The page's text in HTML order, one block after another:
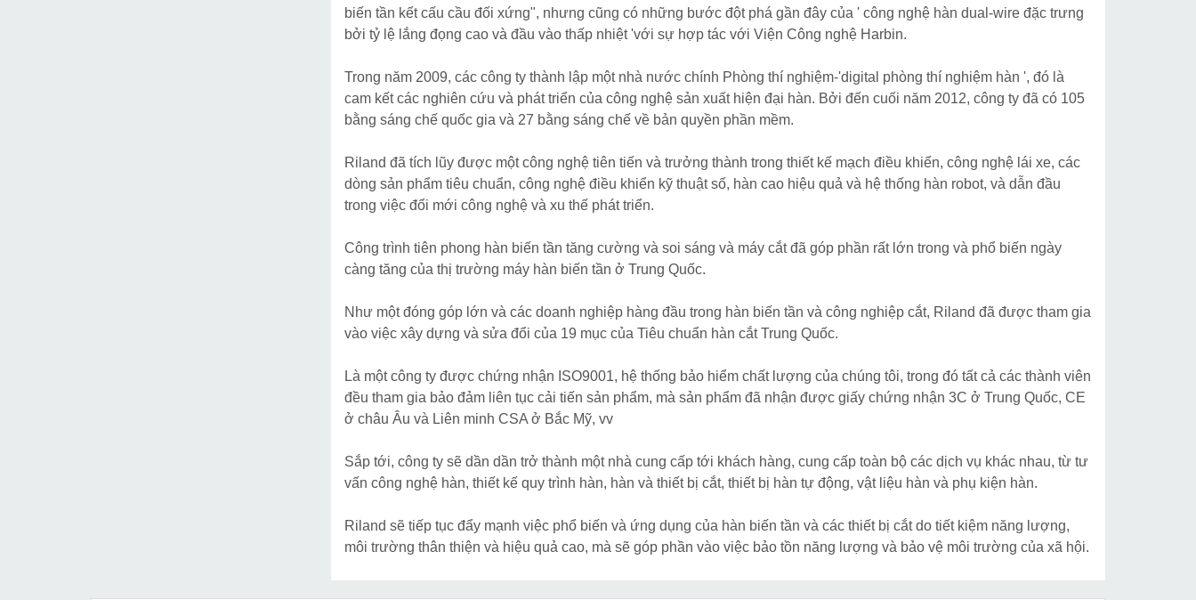
biến tần kết cấu cầu đối xứng", nhưng cũng có những bước đột phá gần đây của ' công nghệ hàn dual-wire đặc trưng
bởi tỷ lệ lắng đọng cao và đầu vào thấp nhiệt 'với sự hợp tác với Viện Công nghệ Harbin.
Trong năm 2009, các công ty thành lập một nhà nước chính Phòng thí nghiệm-'digital phòng thí nghiệm hàn ', đó là
cam kết các nghiên cứu và phát triển của công nghệ sản xuất hiện đại hàn. Bởi đến cuối năm 2012, công ty đã có 105
bằng sáng chế quốc gia và 27 bằng sáng chế về bản quyền phần mềm.
Riland đã tích lũy được một công nghệ tiên tiến và trưởng thành trong thiết kế mạch điều khiển, công nghệ lái xe, các
dòng sản phẩm tiêu chuẩn, công nghệ điều khiển kỹ thuật số, hàn cao hiệu quả và hệ thống hàn robot, và dẫn đầu
trong việc đổi mới công nghệ và xu thế phát triển.
Công trình tiên phong hàn biến tần tăng cường và soi sáng và máy cắt đã góp phần rất lớn trong và phổ biến ngày
càng tăng của thị trường máy hàn biến tần ở Trung Quốc.
Như một đóng góp lớn và các doanh nghiệp hàng đầu trong hàn biến tần và công nghiệp cắt, Riland đã được tham gia
vào việc xây dựng và sửa đổi của 19 mục của Tiêu chuẩn hàn cắt Trung Quốc.
Là một công ty được chứng nhận ISO9001, hệ thống bảo hiểm chất lượng của chúng tôi, trong đó tất cả các thành viên
đều tham gia bảo đảm liên tục cải tiến sản phẩm, mà sản phẩm đã nhận được giấy chứng nhận 3C ở Trung Quốc, CE
ở châu Âu và Liên minh CSA ở Bắc Mỹ, vv
Sắp tới, công ty sẽ dần dần trở thành một nhà cung cấp tới khách hàng, cung cấp toàn bộ các dịch vụ khác nhau, từ tư
vấn công nghệ hàn, thiết kế quy trình hàn, hàn và thiết bị cắt, thiết bị hàn tự động, vật liệu hàn và phụ kiện hàn.
Riland sẽ tiếp tục đẩy mạnh việc phổ biến và ứng dụng của hàn biến tần và các thiết bị cắt do tiết kiệm năng lượng,
môi trường thân thiện và hiệu quả cao, mà sẽ góp phần vào việc bảo tồn năng lượng và bảo vệ môi trường của xã hội.